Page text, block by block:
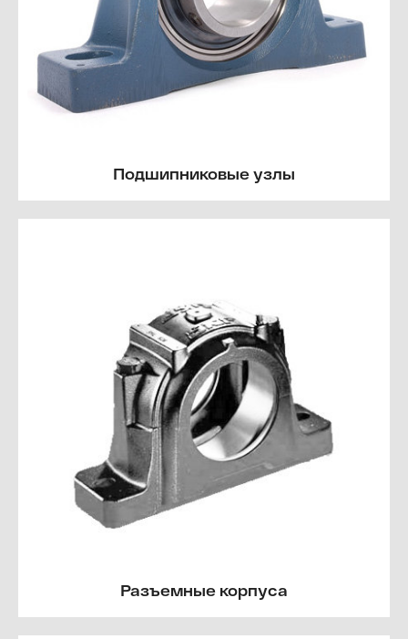
Подшипниковые узлы
Разъемные корпуса